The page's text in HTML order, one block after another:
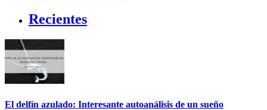
Recientes
El delfín azulado: Interesante autoanálisis de un sueño